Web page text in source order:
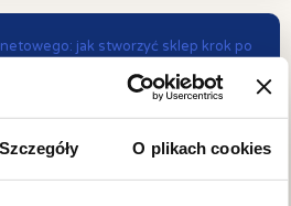
Szczegóły O plikach cookies
artykuł